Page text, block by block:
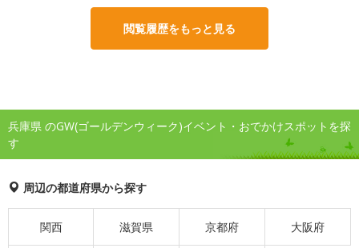
閲覧履歴をもっと見る
兵庫県 のGW(ゴールデンウィーク)イベント・おでかけスポットを探
す
周辺の都道府県から探す
関西 滋賀県 京都府 大阪府